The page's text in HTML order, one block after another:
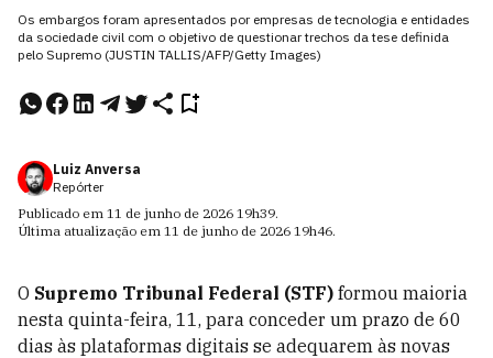
Os embargos foram apresentados por empresas de tecnologia e entidades
da sociedade civil com o objetivo de questionar trechos da tese definida
pelo Supremo (JUSTIN TALLIS/AFP/Getty Images)
Luiz Anversa
Repórter
Publicado em 11 de junho de 2026 19h39.
Última atualização em 11 de junho de 2026 19h46.
O Supremo Tribunal Federal (STF) formou maioria
nesta quinta-feira, 11, para conceder um prazo de 60
dias às plataformas digitais se adequarem às novas